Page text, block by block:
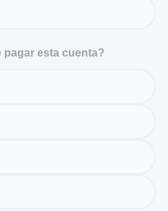
pagar esta cuenta?